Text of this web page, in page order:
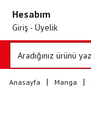
Hesabım
Giriş - Üyelik
Anasayfa Manga